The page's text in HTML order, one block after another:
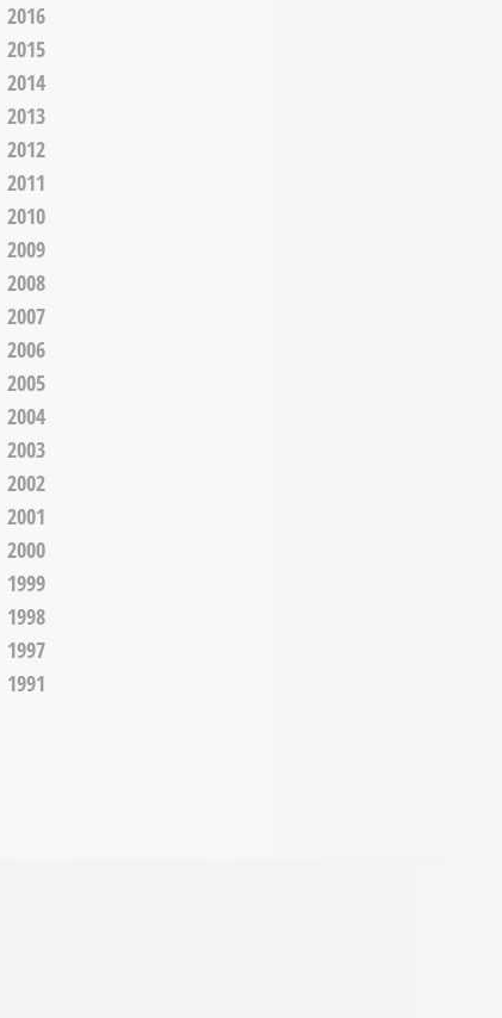
2016
2015
2014
2013
2012
2011
2010
2009
2008
2007
2006
2005
2004
2003
2002
2001
2000
1999
1998
1997
1991